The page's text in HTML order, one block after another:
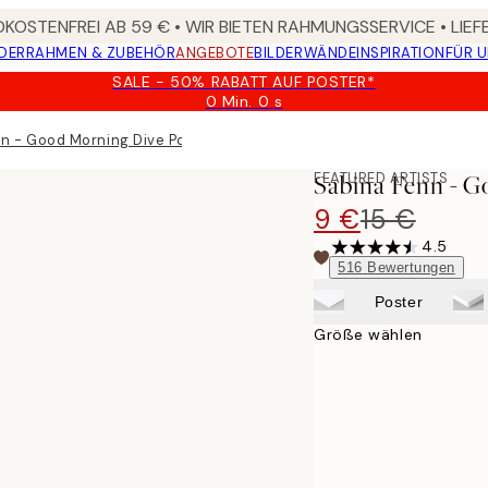
AB 59 € • WIR BIETEN RAHMUNGSSERVICE •
RAHMEN & ZUBEHÖRANGEBOTEBILDERWÄNDEINSPIRATIONFÜR
SALE - 50% RABATT AUF POSTER*
0 Min. 0 s
Gültig
- Good Morning Dive Poster
FEATURED ARTISTS
Sabina Fenn -
9 €15 €
4.5
516 Bewertungen
Poster
Größe wählen